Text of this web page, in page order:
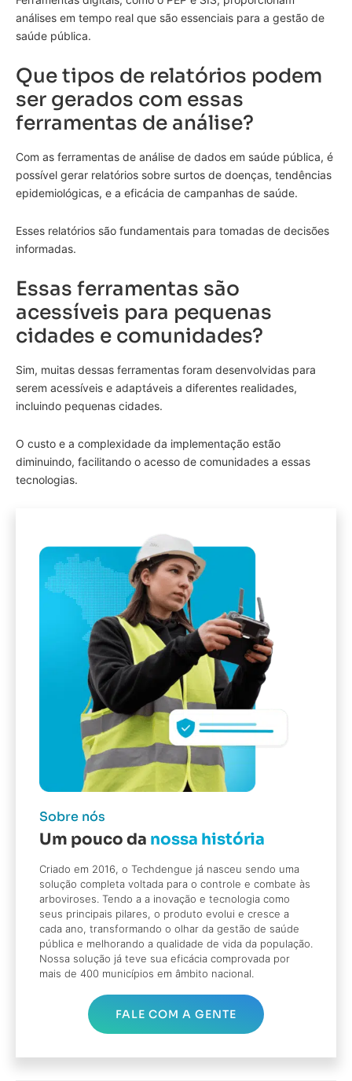
análises em tempo real que são essenciais para a gestão de
saúde pública.
Que tipos de relatórios podem
ser gerados com essas
ferramentas de análise?
Com as ferramentas de análise de dados em saúde pública, é
possível gerar relatórios sobre surtos de doenças, tendências
epidemiológicas, e a eficácia de campanhas de saúde.
Esses relatórios são fundamentais para tomadas de decisões
informadas.
Essas ferramentas são
acessíveis para pequenas
cidades e comunidades?
Sim, muitas dessas ferramentas foram desenvolvidas para
serem acessíveis e adaptáveis a diferentes realidades,
incluindo pequenas cidades.
O custo e a complexidade da implementação estão
diminuindo, facilitando o acesso de comunidades a essas
tecnologias.
Sobre nós
Um pouco da nossa história
Criado em 2016, o Techdengue já nasceu sendo uma
solução completa voltada para o controle e combate às
arboviroses. Tendo a a inovação e tecnologia como
seus principais pilares, o produto evolui e cresce a
cada ano, transformando o olhar da gestão de saúde
pública e melhorando a qualidade de vida da população.
Nossa solução já teve sua eficácia comprovada por
mais de 400 municípios em âmbito nacional.
FALE COM A GENTE